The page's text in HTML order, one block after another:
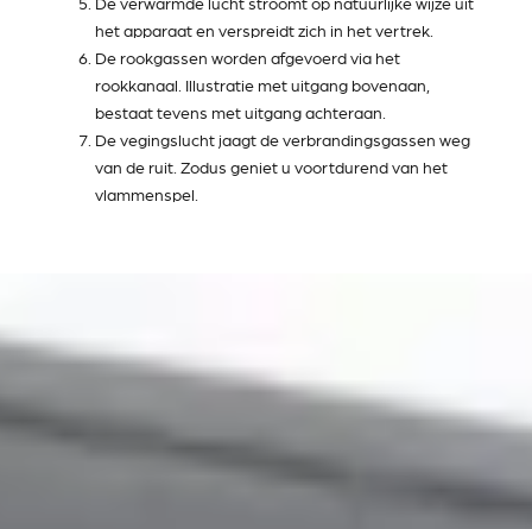
het apparaat en verspreidt zich in het vertrek.
De rookgassen worden afgevoerd via het
rookkanaal. Illustratie met uitgang bovenaan,
bestaat tevens met uitgang achteraan.
De vegingslucht jaagt de verbrandingsgassen weg
van de ruit. Zodus geniet u voortdurend van het
vlammenspel.